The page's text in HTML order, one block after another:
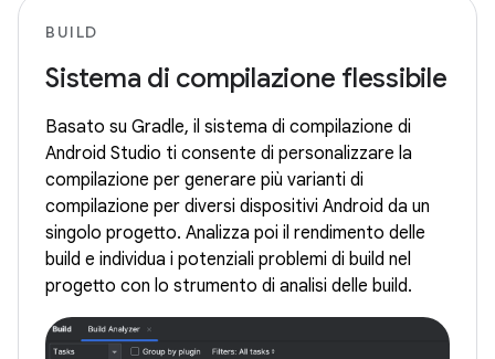
BUILD
Sistema di compilazione flessibile
Basato su Gradle, il sistema di compilazione di
Android Studio ti consente di personalizzare la
compilazione per generare più varianti di
compilazione per diversi dispositivi Android da un
singolo progetto. Analizza poi il rendimento delle
build e individua i potenziali problemi di build nel
progetto con lo strumento di analisi delle build.